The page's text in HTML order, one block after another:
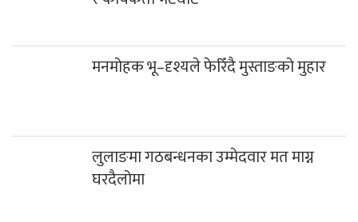
मनमोहक भू–दृश्यले फेरिँदै मुस्ताङको मुहार
लुलाङमा गठबन्धनका उम्मेदवार मत माग्न
घरदैलोमा